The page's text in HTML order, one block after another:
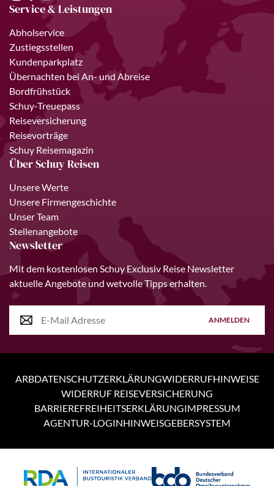
4 Tage
Service & Leistungen
Abholservice
Zustiegsstellen
Kundenparkplatz
Übernachten bei An- und Abreise
Bordfrühstück
Schuy-Treuepass
Reiseversicherung
Reisevorträge
Schuy Reisemagazin
Über Schuy Reisen
Unsere Werte
Unsere Firmengeschichte
Unser Team
Stellenangebote
Newsletter
Mit dem kostenlosen Schuy Exclusiv Reise Newsletter
aktuelle Angebote und wetvolle Tipps erhalten.
ANMELDEN
ARBDATENSCHUTZERKLÄRUNGWIDERRUFHINWEISE
WIDERRUF REISEVERSICHERUNG
BARRIEREFREIHEITSERKLÄRUNGIMPRESSUM
AGENTUR-LOGINHINWEISGEBERSYSTEM